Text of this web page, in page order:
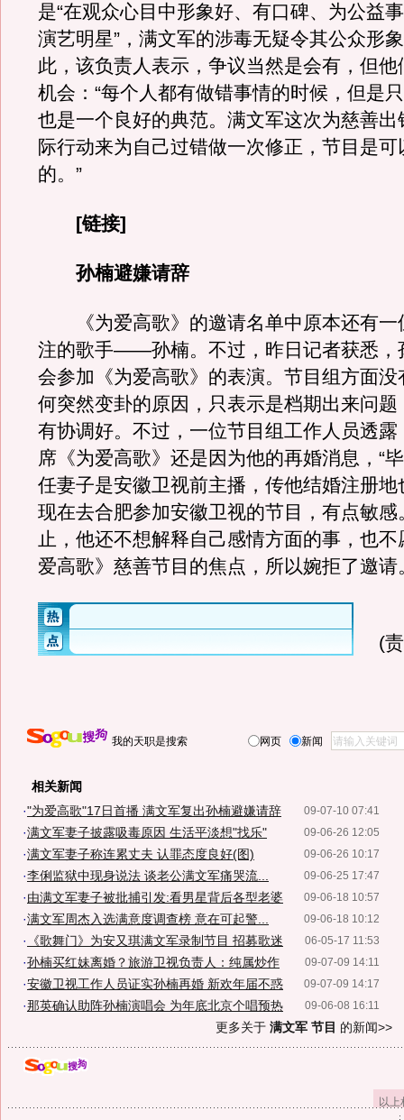
是“在观众心目中形象好、有口碑、为公益
演艺明星”，满文军的涉毒无疑令其公众形
此，该负责人表示，争议当然是会有，但他
机会：“每个人都有做错事情的时候，但是
也是一个良好的典范。满文军这次为慈善出
际行动来为自己过错做一次修正，节目是可
的。”
[链接]
孙楠避嫌请辞
《为爱高歌》的邀请名单中原本还有一
注的歌手——孙楠。不过，昨日记者获悉，
会参加《为爱高歌》的表演。节目组方面没
何突然变卦的原因，只表示是档期出来问题
有协调好。不过，一位节目组工作人员透露
席《为爱高歌》还是因为他的再婚消息，“
任妻子是安徽卫视前主播，传他结婚注册地
现在去合肥参加安徽卫视的节目，有点敏感
止，他还不想解释自己感情方面的事，也不
爱高歌》慈善节目的焦点，所以婉拒了邀请
(
我的天职是搜索 网页 新闻
相关新闻
09-07-10 07:41
·"为爱高歌"17日首播 满文军复出孙楠避嫌请辞
09-06-26 12:05
·满文军妻子披露吸毒原因 生活平淡想"找乐"
09-06-26 10:17
·满文军妻子称连累丈夫 认罪态度良好(图)
09-06-25 17:47
·李俐监狱中现身说法 谈老公满文军痛哭流...
09-06-18 10:57
·由满文军妻子被批捕引发:看男星背后各型老婆
09-06-18 10:12
·满文军周杰入选满意度调查榜 意在可起警...
06-05-17 11:53
· 《歌舞门》为安又琪满文军录制节目 招募歌迷
09-07-09 14:11
·孙楠买红妹离婚？旅游卫视负责人：纯属炒作
09-07-09 14:17
·安徽卫视工作人员证实孙楠再婚 新欢年届不惑
09-06-08 16:11
·那英确认助阵孙楠演唱会 为年底北京个唱预热
更多关于 满文军 节目 的新闻>>
以